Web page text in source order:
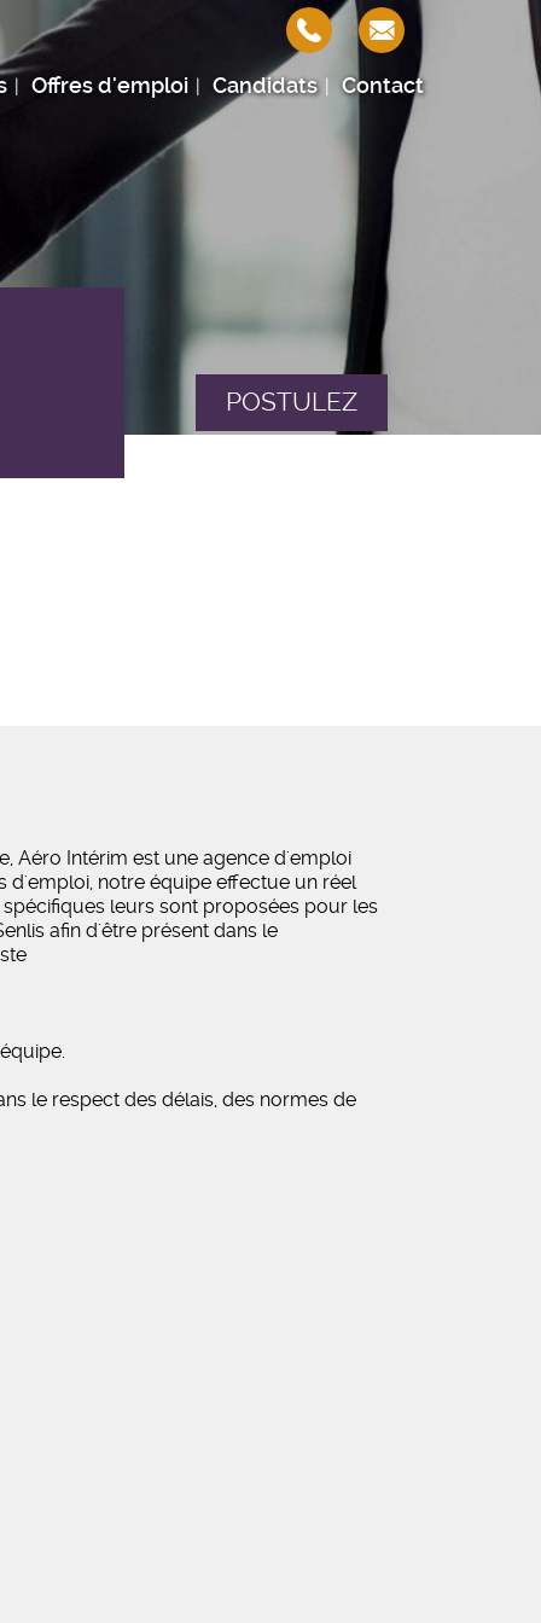
Offres d'emploi Candidats Contact
POSTULEZ
Aéro Intérim est une agence d'emploi
d'emploi, notre équipe effectue un réel
leurs sont proposées pour les
afin d'être présent dans le
le respect des délais, des normes de